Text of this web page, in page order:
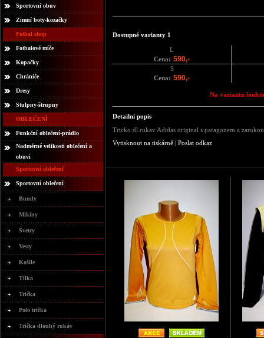
Sportovní obuv
Zimní boty-kozačky
Fotbal shop
Fotbalové míče
Kopačky
Chrániče
Dresy
Stulpny-štrupny
OBLEČENÍ
Funkční oblečení-prádlo
Nadměrné velikosti oblečení a
obuvi
Sportovní oblečení
Sportovní oblečení
Bundy
Mikiny
Svetry
Vesty
Košile
Tílka
Trička
Polo trička
Trička dlouhý rukáv
Dostupné varianty 1
L
Cena: 590,-
S
Cena: 590,-
Na variantu
Detailní popis
Tricko dl.rukav Adidas original s paragonem a
Vytisknout na tiskárně | Poslat odkaz